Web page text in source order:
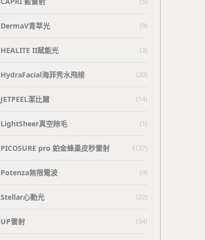
DermaV青萃光 (9)
HEALITE II賦能光 (3)
HydraFacial海菲秀水飛梭 (20)
JETPEEL潔比爾 (14)
LightSheer真空除毛 (1)
PICOSURE pro 鉑金蜂巢皮秒雷射 (137)
Potenza無限電波 (9)
Stellar心動光 (22)
UP雷射 (34)